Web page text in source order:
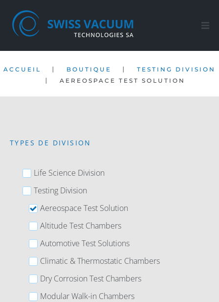
ACCUEIL | BOUTIQUE | TESTING DIVISION
| AEREOSPACE TEST SOLUTION
TYPES DE DIVISION
Life Science Division
Testing Division
Aereospace Test Solution
Altitude Test Chambers
Automotive Test Solutions
Climatic & Thermostatic Chambers
Dry Corrosion Test Chambers
Modular Walk-in Chambers